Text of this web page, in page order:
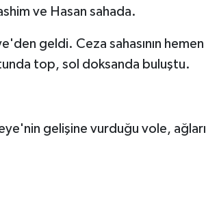
ve Hasan sahada.
geldi. Ceza sahasının hemen
top, sol doksanda buluştu.
gelişine vurduğu vole, ağları